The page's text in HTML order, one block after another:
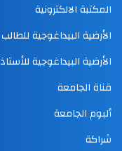
المكتبة الالكترونية
الأرضية البيداغوجية للطالب
الأرضية البيداغوجية للأستاذ
قناة الجامعة
ألبوم الجامعة
شراكة